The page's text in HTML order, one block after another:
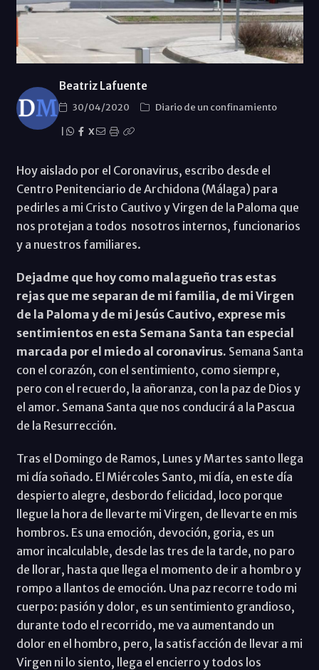
Beatriz Lafuente
30/04/2020
Diario de un confinamiento
X
Hoy aislado por el Coronavirus, escribo desde el
Centro Penitenciario de Archidona (Málaga) para
pedirles a mi Cristo Cautivo y Virgen de la Paloma que
nos protejan a todos nosotros internos, funcionarios
y a nuestros familiares.
Dejadme que hoy como malagueño tras estas
rejas que me separan de mi familia, de mi Virgen
de la Paloma y de mi Jesús Cautivo, exprese mis
sentimientos en esta Semana Santa tan especial
marcada por el miedo al coronavirus. Semana Santa
con el corazón, con el sentimiento, como siempre,
pero con el recuerdo, la añoranza, con la paz de Dios y
el amor. Semana Santa que nos conducirá a la Pascua
de la Resurrección.
Tras el Domingo de Ramos, Lunes y Martes santo llega
mi día soñado. El Miércoles Santo, mi día, en este día
despierto alegre, desbordo felicidad, loco porque
llegue la hora de llevarte mi Virgen, de llevarte en mis
hombros. Es una emoción, devoción, goria, es un
amor incalculable, desde las tres de la tarde, no paro
de llorar, hasta que llega el momento de ir a hombro y
rompo a llantos de emoción. Una paz recorre todo mi
cuerpo: pasión y dolor, es un sentimiento grandioso,
durante todo el recorrido, me va aumentando un
dolor en el hombro, pero, la satisfacción de llevar a mi
Virgen ni lo siento, llega el encierro y todos los